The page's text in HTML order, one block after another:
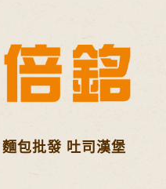
包批發 吐司漢堡